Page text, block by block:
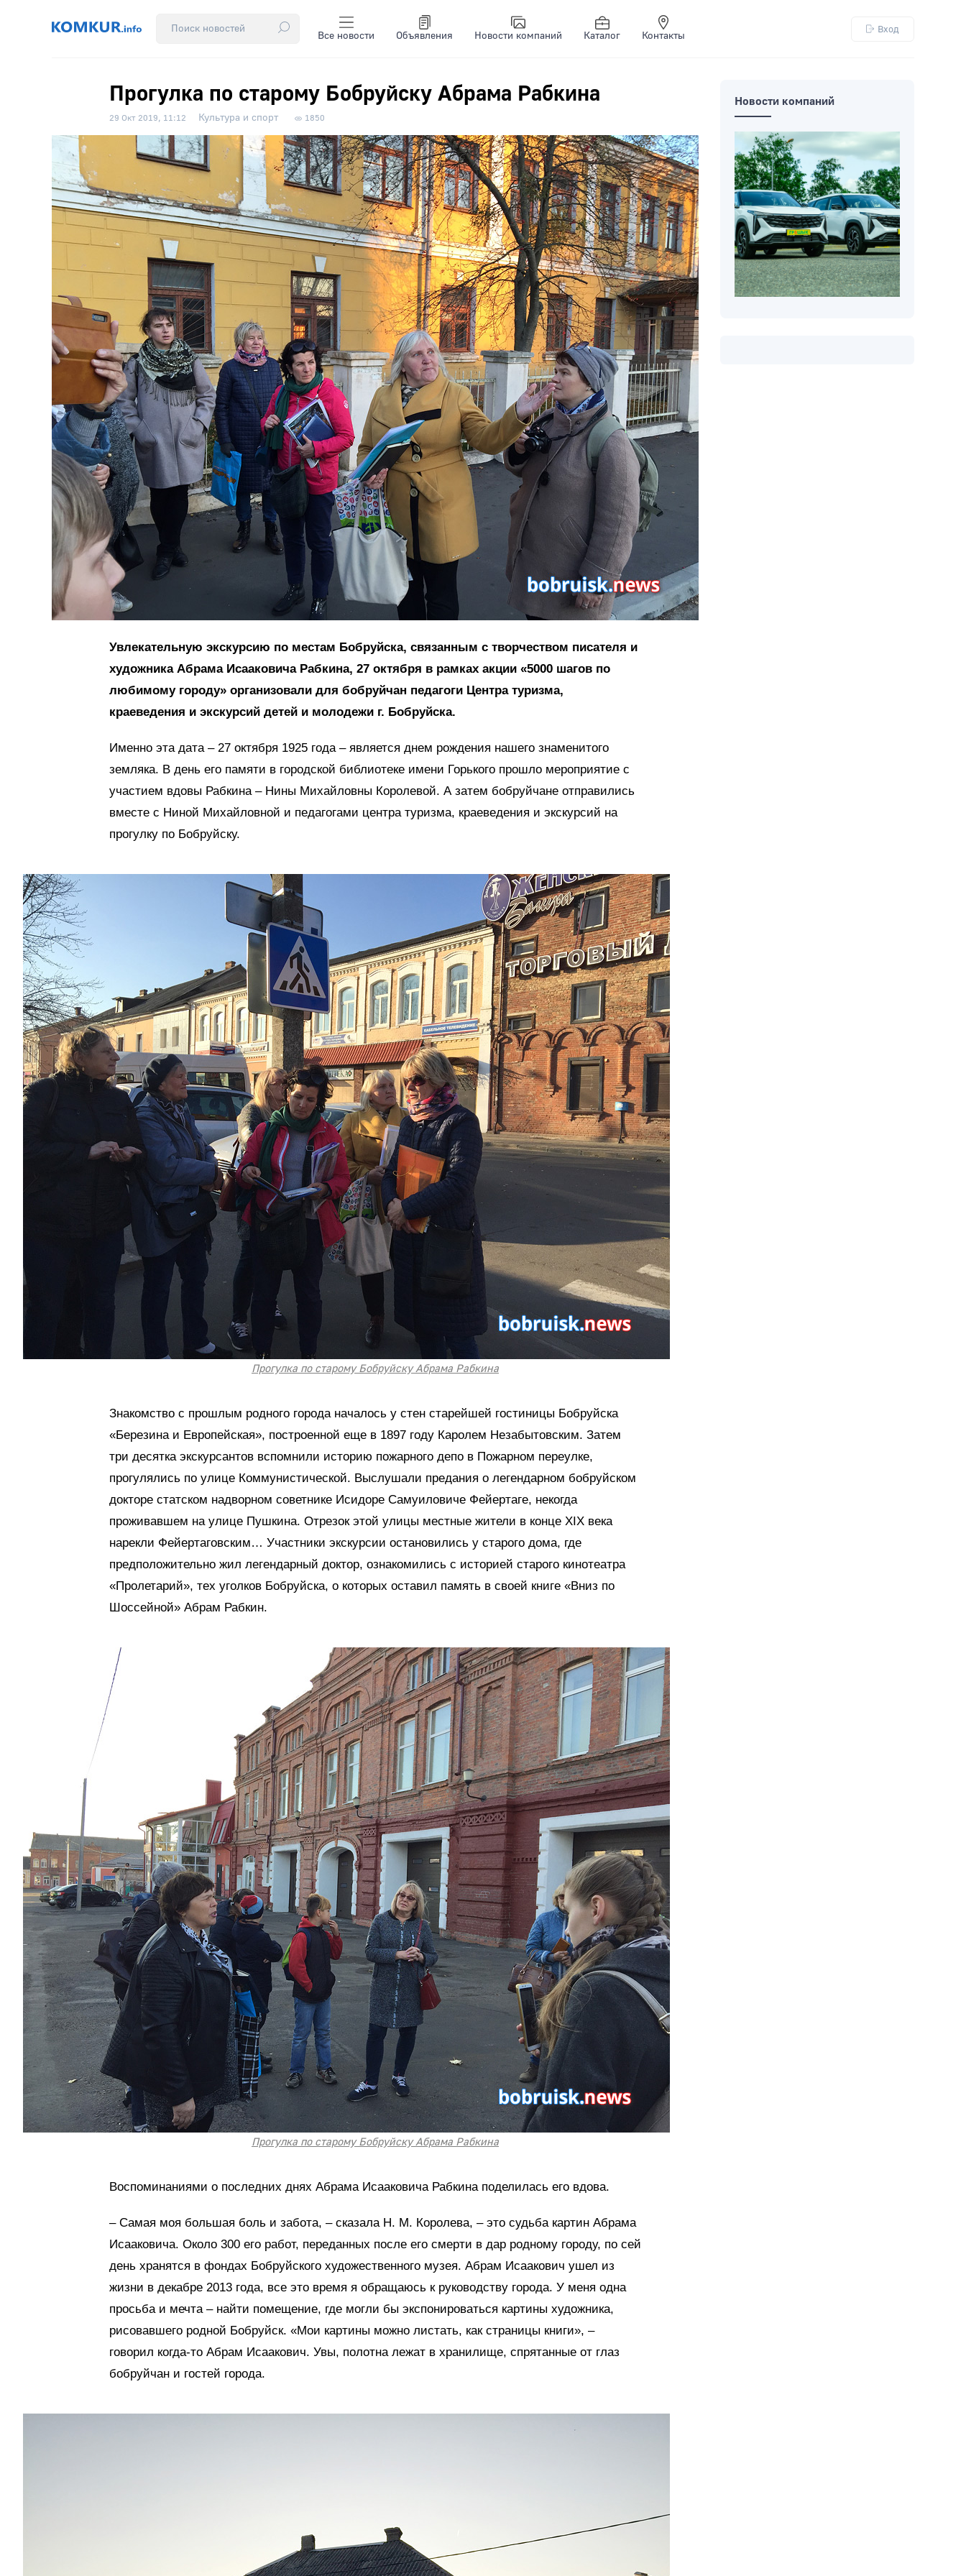
Все новости Объявления Новости компаний Каталог Контакты
Вход
Прогулка по старому Бобруйску Абрама Рабкина
29 Окт 2019, 11:12 Культура и спорт 1850
Увлекательную экскурсию по местам Бобруйска, связанным с творчеством писателя и
художника Абрама Исааковича Рабкина, 27 октября в рамках акции «5000 шагов по
любимому городу» организовали для бобруйчан педагоги Центра туризма,
краеведения и экскурсий детей и молодежи г. Бобруйска.
Именно эта дата – 27 октября 1925 года – является днем рождения нашего знаменитого
земляка. В день его памяти в городской библиотеке имени Горького прошло мероприятие с
участием вдовы Рабкина – Нины Михайловны Королевой. А затем бобруйчане отправились
вместе с Ниной Михайловной и педагогами центра туризма, краеведения и экскурсий на
прогулку по Бобруйску.
Прогулка по старому Бобруйску Абрама Рабкина
Знакомство с прошлым родного города началось у стен старейшей гостиницы Бобруйска
«Березина и Европейская», построенной еще в 1897 году Каролем Незабытовским. Затем
три десятка экскурсантов вспомнили историю пожарного депо в Пожарном переулке,
прогулялись по улице Коммунистической. Выслушали предания о легендарном бобруйском
докторе статском надворном советнике Исидоре Самуиловиче Фейертаге, некогда
проживавшем на улице Пушкина. Отрезок этой улицы местные жители в конце XIX века
нарекли Фейертаговским… Участники экскурсии остановились у старого дома, где
предположительно жил легендарный доктор, ознакомились с историей старого кинотеатра
«Пролетарий», тех уголков Бобруйска, о которых оставил память в своей книге «Вниз по
Шоссейной» Абрам Рабкин.
Прогулка по старому Бобруйску Абрама Рабкина
Воспоминаниями о последних днях Абрама Исааковича Рабкина поделилась его вдова.
– Самая моя большая боль и забота, – сказала Н. М. Королева, – это судьба картин Абрама
Исааковича. Около 300 его работ, переданных после его смерти в дар родному городу, по сей
день хранятся в фондах Бобруйского художественного музея. Абрам Исаакович ушел из
жизни в декабре 2013 года, все это время я обращаюсь к руководству города. У меня одна
просьба и мечта – найти помещение, где могли бы экспонироваться картины художника,
рисовавшего родной Бобруйск. «Мои картины можно листать, как страницы книги», –
говорил когда-то Абрам Исаакович. Увы, полотна лежат в хранилище, спрятанные от глаз
бобруйчан и гостей города.
Новости компаний